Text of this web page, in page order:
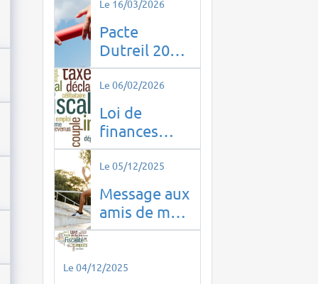
Le 16/03/2026
Pacte
Dutreil 2026
: ce qui
change pour
la
transmission
d’entreprise
Le 06/02/2026
Loi de
finances
2026
Le 05/12/2025
Message aux
amis de mes
enfants !
Le 04/12/2025